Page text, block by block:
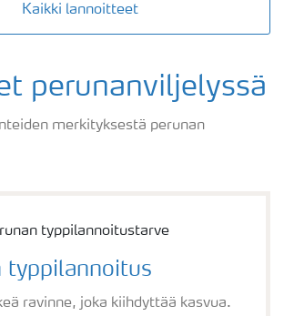
Kaikki lannoitteet
perunanviljelyssä
merkityksestä perunan
typpilannoitus
ravinne, joka kiihdyttää kasvua.